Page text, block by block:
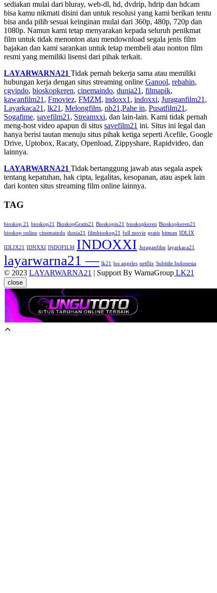
sediakan mulai dari bluray, web-dl, hd, dvdrip, hdrip dan hdcam
bisa kamu nikmati disini dan untuk resolusi yang kami berikan tentu
bisa anda pilih sesuai keinginan mulai dari 360p, 480p, 720p dan
1080p. Namun kami tetap menyarakan kepada seluruh penikmat
film untuk tidak menonton atau mendownload segala jenis film
bajakan dan kami sarankan untuk tetap membeli atau nonton film
resmi yang memiliki lisensi dari pihak terkait.
LAYARWARNA21 Tidak pernah bekerja sama atau memiliki
hubungan kerja dengan situs streaming online Ganool, rebahin,
cgvindo, bioskopkeren, cinemaindo, dunia21 , filmapik,
kawanfilm21 , Fmoviez, FMZM, indoxx1 , indoxxi, Juraganfilm21 ,
Layarkaca21 , lk21 , Melongfilm, nb21 ,Pahe in, Pusatfilm21 ,
Sogafime, savefilm21 , Streamxxi, dan lain-lain. Kami tidak pernah
meng-host video apapun di situs savefilm21 ini. Situs ini legal dan
hanya berisi tautan menuju situs pihak ketiga seperti Acefile, Google
Drive, Uptobox, Racaty, Openload, Zippyshare, Rapidvideo, dan
lainnya.
LAYARWARNA21 Tidak bertanggung jawab atas segala aspek
tentang kepatuhan, hak cipta, legalitas, kesopanan, atau aspek lain
dari konten situs streaming film online lainnya.
TAG
bioskop 21 bioskop21 BioskopGratis21 Bioskopin21 bioskopkeren Bioskopkeren21
bioskop online cinemaindo dunia21 filmbioskop21 full movie gratis hitman IDLIX
IDLIX21 IDNXXI INDOFILM INDOXXI Juraganfilm layarkaca21
layarwarna21 — lk21 los angeles netflix Subtitle Indonesia
© 2023 LAYARWARNA21 | Support By WarnaGroup LK21
close